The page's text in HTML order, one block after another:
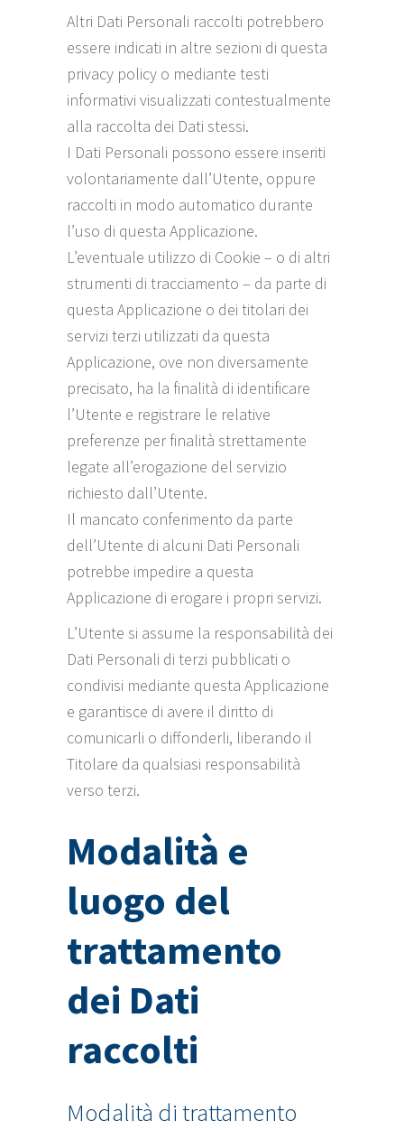
Altri Dati Personali raccolti potrebbero
essere indicati in altre sezioni di questa
privacy policy o mediante testi
informativi visualizzati contestualmente
alla raccolta dei Dati stessi.
I Dati Personali possono essere inseriti
volontariamente dall’Utente, oppure
raccolti in modo automatico durante
l’uso di questa Applicazione.
L’eventuale utilizzo di Cookie – o di altri
strumenti di tracciamento – da parte di
questa Applicazione o dei titolari dei
servizi terzi utilizzati da questa
Applicazione, ove non diversamente
precisato, ha la finalità di identificare
l’Utente e registrare le relative
preferenze per finalità strettamente
legate all’erogazione del servizio
richiesto dall’Utente.
Il mancato conferimento da parte
dell’Utente di alcuni Dati Personali
potrebbe impedire a questa
Applicazione di erogare i propri servizi.
L’Utente si assume la responsabilità dei
Dati Personali di terzi pubblicati o
condivisi mediante questa Applicazione
e garantisce di avere il diritto di
comunicarli o diffonderli, liberando il
Titolare da qualsiasi responsabilità
verso terzi.
Modalità e
luogo del
trattamento
dei Dati
raccolti
Modalità di trattamento